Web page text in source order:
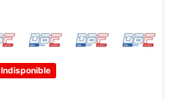
Indisponible